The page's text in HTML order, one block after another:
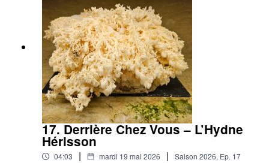
17. Derrière Chez Vous – L’Hydne
Hérisson
04:03 | mardi 19 mai 2026 | Saison 2026, Ep. 17